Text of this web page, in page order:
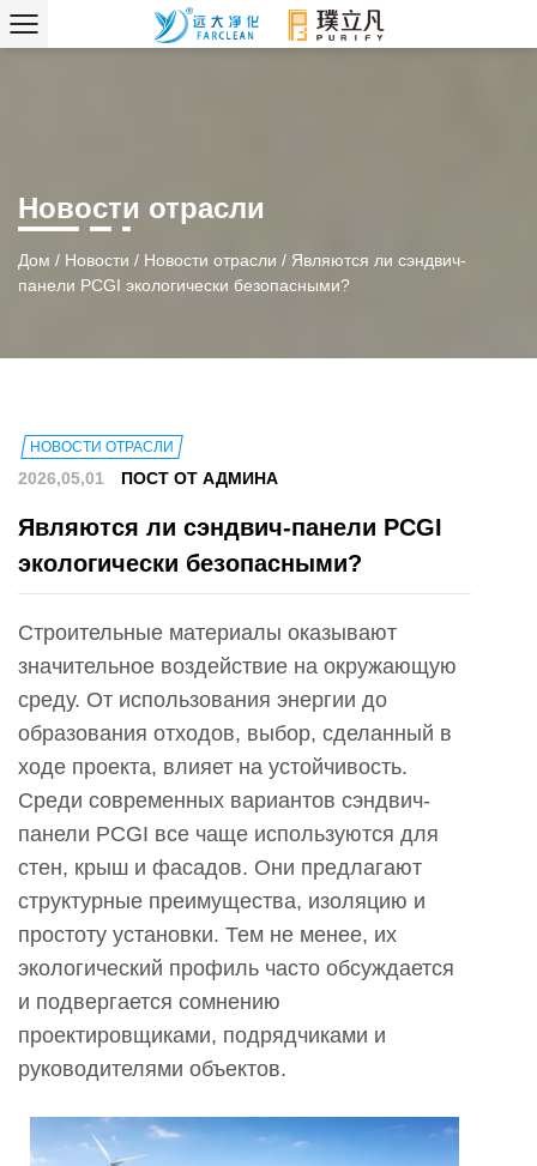
Новости отрасли
Дом / Новости / Новости отрасли / Являются ли сэндвич-
панели PCGI экологически безопасными?
НОВОСТИ ОТРАСЛИ
2026,05,01 ПОСТ ОТ АДМИНА
Являются ли сэндвич-панели PCGI
экологически безопасными?
Строительные материалы оказывают
значительное воздействие на окружающую
среду. От использования энергии до
образования отходов, выбор, сделанный в
ходе проекта, влияет на устойчивость.
Среди современных вариантов сэндвич-
панели PCGI все чаще используются для
стен, крыш и фасадов. Они предлагают
структурные преимущества, изоляцию и
простоту установки. Тем не менее, их
экологический профиль часто обсуждается
и подвергается сомнению
проектировщиками, подрядчиками и
руководителями объектов.